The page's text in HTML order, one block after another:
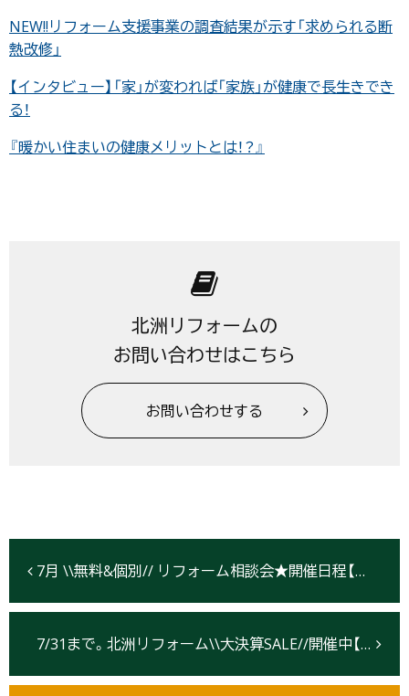
NEW!!リフォーム支援事業の調査結果が示す「求められる断
熱改修」
【インタビュー】「家」が変われば「家族」が健康で長生きでき
る！
『暖かい住まいの健康メリットとは！？』
北洲リフォームの
お問い合わせはこちら
お問い合わせする
7月 \\無料&個別// リフォーム相談会★開催日程【盛岡・北上・仙台】
7/31まで。北洲リフォーム\\大決算SALE//開催中【仙台市】